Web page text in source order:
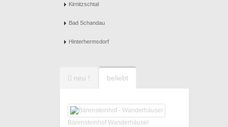
Kirnitzschtal
Bad Schandau
Hinterhermsdorf
neu ! beliebt
Bärensteinhof Wanderhäusel